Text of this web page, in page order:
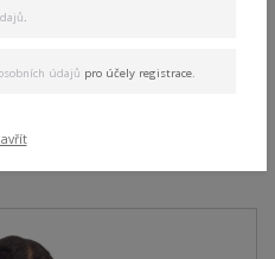
Neck T-
.
údajů pro účely registrace.